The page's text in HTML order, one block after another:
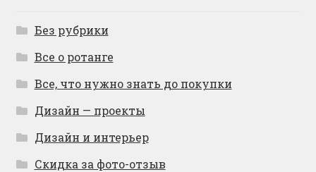
Без рубрики
Все о ротанге
Все, что нужно знать до покупки
Дизайн — проекты
Дизайн и интерьер
Скидка за фото-отзыв